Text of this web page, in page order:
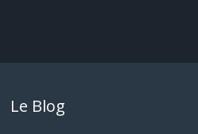
Le Blog